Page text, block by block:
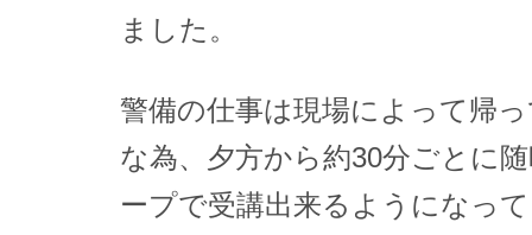
ました。
警備の仕事は現場によって帰
な為、夕方から約30分ごとに
ープで受講出来るようになっ